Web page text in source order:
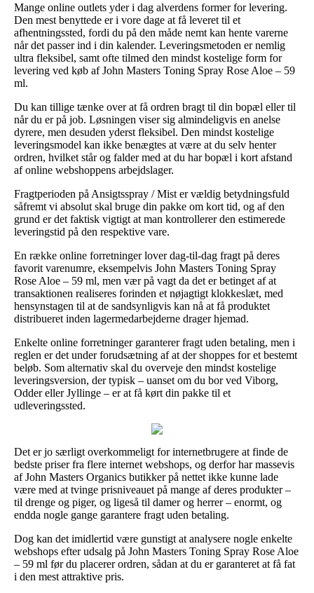
Mange online outlets yder i dag alverdens former for levering.
Den mest benyttede er i vore dage at få leveret til et
afhentningssted, fordi du på den måde nemt kan hente varerne
når det passer ind i din kalender. Leveringsmetoden er nemlig
ultra fleksibel, samt ofte tilmed den mindst kostelige form for
levering ved køb af John Masters Toning Spray Rose Aloe – 59
ml.
Du kan tillige tænke over at få ordren bragt til din bopæl eller til
når du er på job. Løsningen viser sig almindeligvis en anelse
dyrere, men desuden yderst fleksibel. Den mindst kostelige
leveringsmodel kan ikke benægtes at være at du selv henter
ordren, hvilket står og falder med at du har bopæl i kort afstand
af online webshoppens arbejdslager.
Fragtperioden på Ansigtsspray / Mist er vældig betydningsfuld
såfremt vi absolut skal bruge din pakke om kort tid, og af den
grund er det faktisk vigtigt at man kontrollerer den estimerede
leveringstid på den respektive vare.
En række online forretninger lover dag-til-dag fragt på deres
favorit varenumre, eksempelvis John Masters Toning Spray
Rose Aloe – 59 ml, men vær på vagt da det er betinget af at
transaktionen realiseres forinden et nøjagtigt klokkeslæt, med
hensynstagen til at de sandsynligvis kan nå at få produktet
distribueret inden lagermedarbejderne drager hjemad.
Enkelte online forretninger garanterer fragt uden betaling, men i
reglen er det under forudsætning af at der shoppes for et bestemt
beløb. Som alternativ skal du overveje den mindst kostelige
leveringsversion, der typisk – uanset om du bor ved Viborg,
Odder eller Jyllinge – er at få kørt din pakke til et
udleveringssted.
Det er jo særligt overkommeligt for internetbrugere at finde de
bedste priser fra flere internet webshops, og derfor har massevis
af John Masters Organics butikker på nettet ikke kunne lade
være med at tvinge prisniveauet på mange af deres produkter –
til drenge og piger, og ligeså til damer og herrer – enormt, og
endda nogle gange garantere fragt uden betaling.
Dog kan det imidlertid være gunstigt at analysere nogle enkelte
webshops efter udsalg på John Masters Toning Spray Rose Aloe
– 59 ml før du placerer ordren, sådan at du er garanteret at få fat
i den mest attraktive pris.